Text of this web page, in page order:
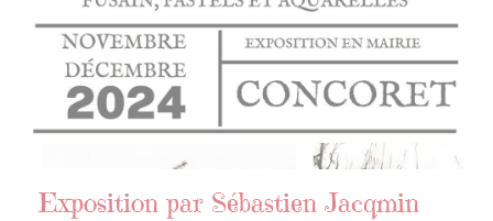
Exposition par Sébastien Jacqmin